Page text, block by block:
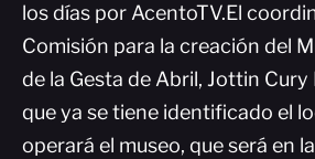
los días por AcentoTV.El
Comisión para la creación del
de la Gesta de Abril, Jottin
que ya se tiene identificado el
operará el museo, que será en